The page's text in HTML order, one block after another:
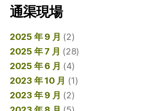
通渠現場
2025 年 9 月 (2)
2025 年 7 月 (28)
2025 年 6 月 (4)
2023 年 10 月 (1)
2023 年 9 月 (2)